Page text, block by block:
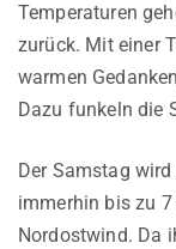
Temperaturen
zurück. Mit einer
warmen
Dazu funkeln die
Der Samstag
immerhin bis zu
Nordostwind. Da